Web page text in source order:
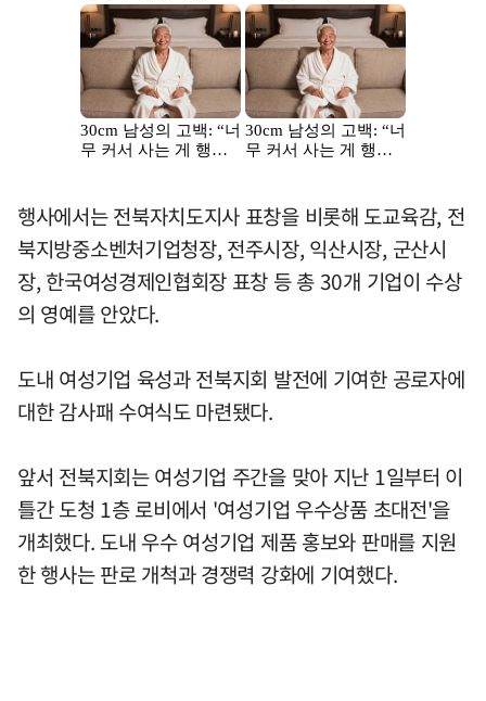
행사에서는 전북자치도지사 표창을 비롯해 도교육감, 전
북지방중소벤처기업청장, 전주시장, 익산시장, 군산시
장, 한국여성경제인협회장 표창 등 총 30개 기업이 수상
의 영예를 안았다.
도내 여성기업 육성과 전북지회 발전에 기여한 공로자에
대한 감사패 수여식도 마련됐다.
앞서 전북지회는 여성기업 주간을 맞아 지난 1일부터 이
틀간 도청 1층 로비에서 '여성기업 우수상품 초대전'을
개최했다. 도내 우수 여성기업 제품 홍보와 판매를 지원
한 행사는 판로 개척과 경쟁력 강화에 기여했다.